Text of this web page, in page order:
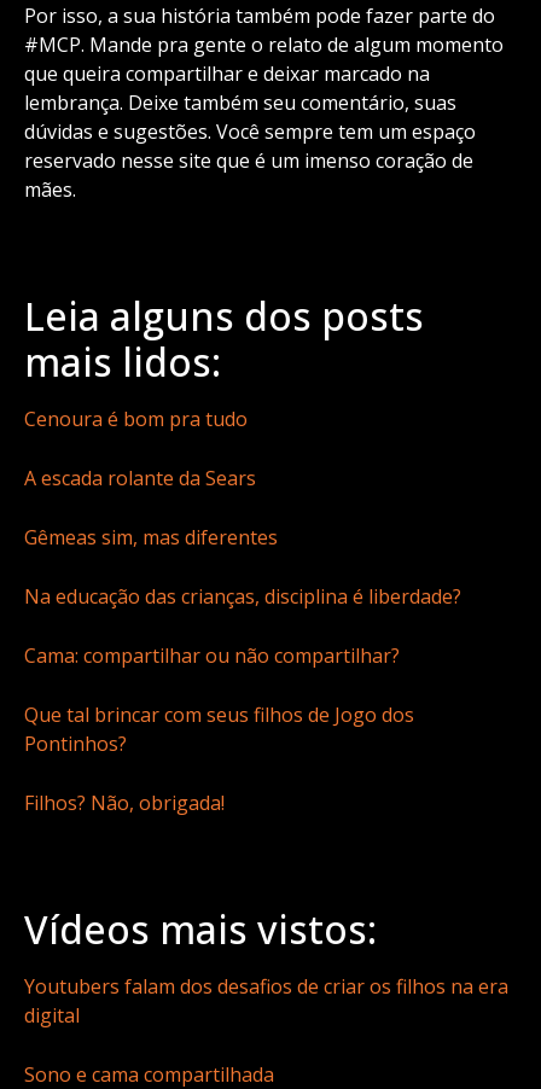
Por isso, a sua história também pode fazer parte do
#MCP. Mande pra gente o relato de algum momento
que queira compartilhar e deixar marcado na
lembrança. Deixe também seu comentário, suas
dúvidas e sugestões. Você sempre tem um espaço
reservado nesse site que é um imenso coração de
mães.
Leia alguns dos posts
mais lidos:
Cenoura é bom pra tudo
A escada rolante da Sears
Gêmeas sim, mas diferentes
Na educação das crianças, disciplina é liberdade?
Cama: compartilhar ou não compartilhar?
Que tal brincar com seus filhos de Jogo dos
Pontinhos?
Filhos? Não, obrigada!
Vídeos mais vistos:
Youtubers falam dos desafios de criar os filhos na era
digital
Sono e cama compartilhada